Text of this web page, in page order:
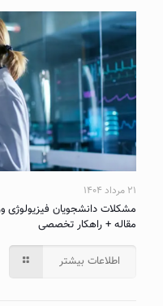
۲۱ مرداد ۱۴۰۴
مشکلات دانشجویان فیزیولوژی
مقاله + راهکار تخصصی
اطلاعات بیشتر